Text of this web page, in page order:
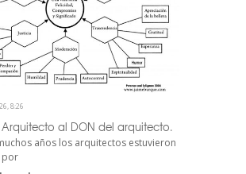
8:26
al DON del arquitecto.
años los arquitectos estuvieron
por